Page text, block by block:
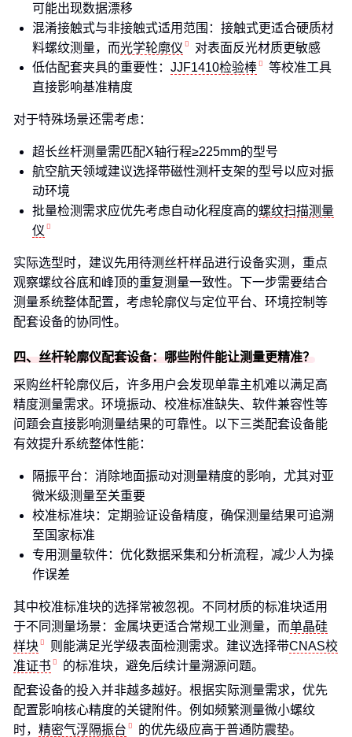
可能出现数据漂移
混淆接触式与非接触式适用范围：接触式更适合硬质材
料螺纹测量，而光学轮廓仪
对表面反光材质更敏感
低估配套夹具的重要性： JJF1410检验棒
等校准工具
直接影响基准精度
对于特殊场景还需考虑：
超长丝杆测量需匹配X轴行程≥225mm的型号
航空航天领域建议选择带磁性测杆支架的型号以应对振
动环境
批量检测需求应优先考虑自动化程度高的螺纹扫描测量
仪
实际选型时，建议先用待测丝杆样品进行设备实测，重点
观察螺纹谷底和峰顶的重复测量一致性。下一步需要结合
测量系统整体配置，考虑轮廓仪与定位平台、环境控制等
配套设备的协同性。
四、丝杆轮廓仪配套设备：哪些附件能让测量更精准？
采购丝杆轮廓仪后，许多用户会发现单靠主机难以满足高
精度测量需求。环境振动、校准标准缺失、软件兼容性等
问题会直接影响测量结果的可靠性。以下三类配套设备能
有效提升系统整体性能：
隔振平台：消除地面振动对测量精度的影响，尤其对亚
微米级测量至关重要
校准标准块：定期验证设备精度，确保测量结果可追溯
至国家标准
专用测量软件：优化数据采集和分析流程，减少人为操
作误差
其中校准标准块的选择常被忽视。不同材质的标准块适用
于不同测量场景：金属块更适合常规工业测量，而单晶硅
样块
则能满足光学级表面检测需求。建议选择带CNAS校
准证书
的标准块，避免后续计量溯源问题。
配套设备的投入并非越多越好。根据实际测量需求，优先
配置影响核心精度的关键附件。例如频繁测量微小螺纹
时， 精密气浮隔振台 的优先级应高于普通防震垫。